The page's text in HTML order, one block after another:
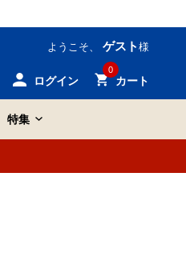
ようこそ、 ゲスト 様
ログイン
0
カート
特集